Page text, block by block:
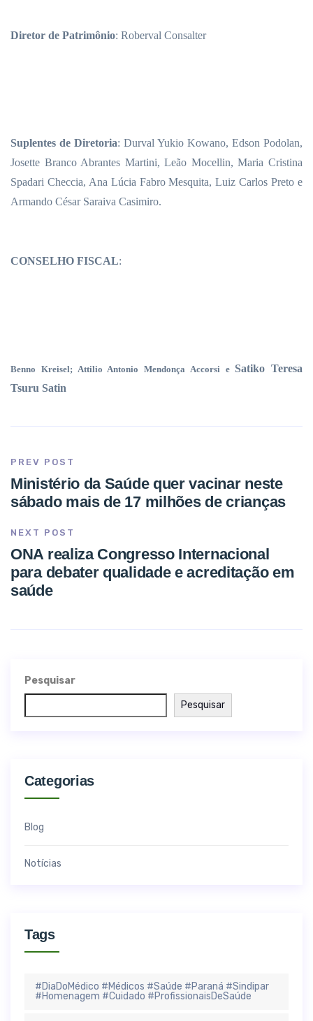
Diretor de Patrimônio: Roberval Consalter
Suplentes de Diretoria: Durval Yukio Kowano, Edson Podolan,
Josette Branco Abrantes Martini, Leão Mocellin, Maria Cristina
Spadari Checcia, Ana Lúcia Fabro Mesquita, Luiz Carlos Preto e
Armando César Saraiva Casimiro.
CONSELHO FISCAL:
Benno Kreisel; Attilio Antonio Mendonça Accorsi e Satiko Teresa
Tsuru Satin
PREV POST
Ministério da Saúde quer vacinar neste
sábado mais de 17 milhões de crianças
NEXT POST
ONA realiza Congresso Internacional
para debater qualidade e acreditação em
saúde
Pesquisar
Pesquisar
Categorias
Blog
Notícias
Tags
#DiaDoMédico #Médicos #Saúde #Paraná #Sindipar
#Homenagem #Cuidado #ProfissionaisDeSaúde